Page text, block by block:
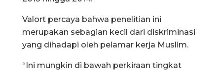
Valort percaya bahwa penelitian ini
merupakan sebagian kecil dari diskriminasi
yang dihadapi oleh pelamar kerja Muslim.
“Ini mungkin di bawah perkiraan tingkat